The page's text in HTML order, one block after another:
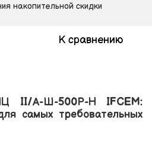
накопительной скидки
К сравнению
II/А-Ш-500Р-Н IFCEM:
самых требовательных